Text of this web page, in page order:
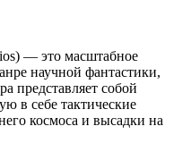
— это масштабное
научной фантастики,
представляет собой
в себе тактические
космоса и высадки на